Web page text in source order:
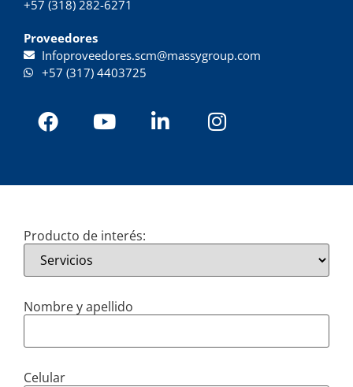
+57 (318) 282-6271
Proveedores
Infoproveedores.scm@massygroup.com
+57 (317) 4403725
Producto de interés:
Nombre y apellido
Celular